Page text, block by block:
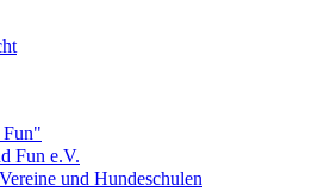
Fun e.V.
und Hundeschulen